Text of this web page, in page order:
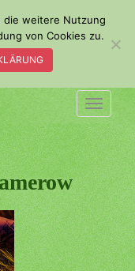
die weitere Nutzung
von Cookies zu.